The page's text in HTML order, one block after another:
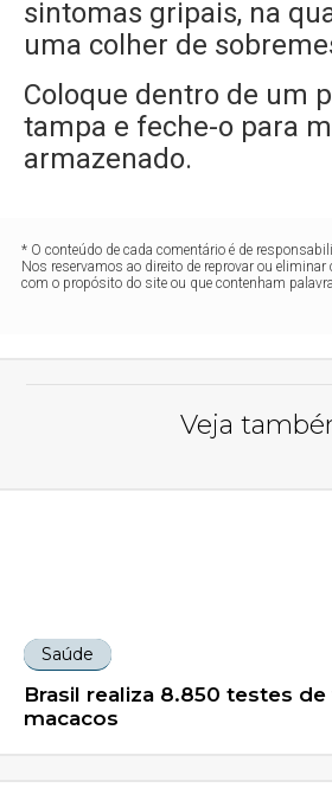
sintomas gripais, na
uma colher de
Coloque dentro de um
tampa e feche-o para
armazenado.
* O conteúdo de cada comentário é de
Nos reservamos ao direito de reprovar ou
com o propósito do site ou que contenham
Veja
Saúde
Brasil realiza 8.850 testes
macacos